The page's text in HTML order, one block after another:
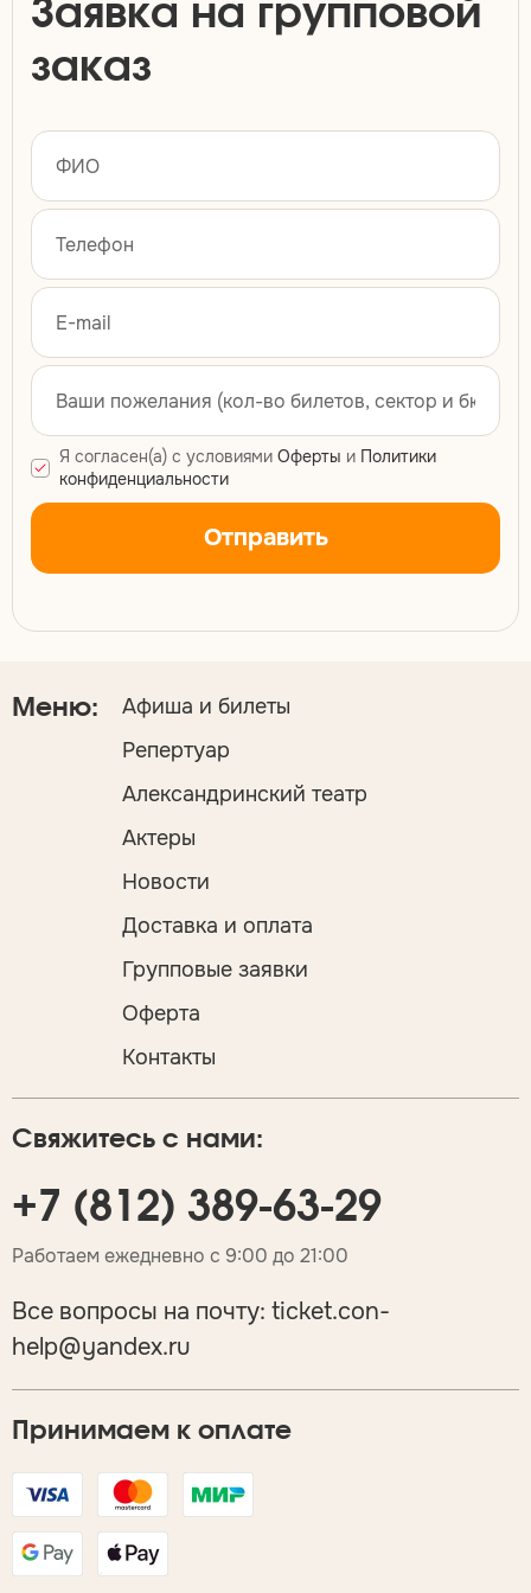
Заявка на групповой
заказ
Я согласен(а) с условиями Оферты и Политики
конфиденциальности
Отправить
Принимаем к оплате
Свяжитесь с нами:
+7 (812) 389-63-29
Работаем ежедневно с 9:00 до 21:00
Все вопросы на почту: ticket.con-
help@yandex.ru
Меню:
Афиша и билеты
Репертуар
Александринский театр
Актеры
Новости
Доставка и оплата
Групповые заявки
Оферта
Контакты